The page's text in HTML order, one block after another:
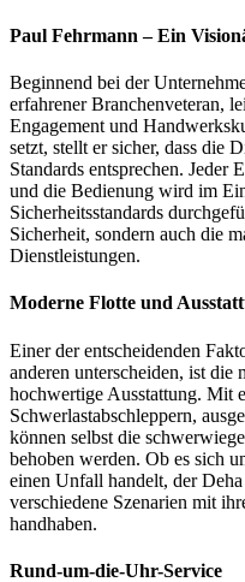
Paul Fehrmann – Ein
Beginnend bei der
erfahrener Branchenveteran,
Engagement und
setzt, stellt er sicher, dass die
Standards entsprechen. Jeder
und die Bedienung wird im
Sicherheitsstandards
Sicherheit, sondern auch die
Dienstleistungen.
Moderne Flotte und
Einer der entscheidenden
anderen unterscheiden, ist
hochwertige Ausstattung. Mit
Schwerlastabschleppern,
können selbst die
behoben werden. Ob es sich
einen Unfall handelt, der
verschiedene Szenarien mit
handhaben.
Rund-um-die-Uhr-Service